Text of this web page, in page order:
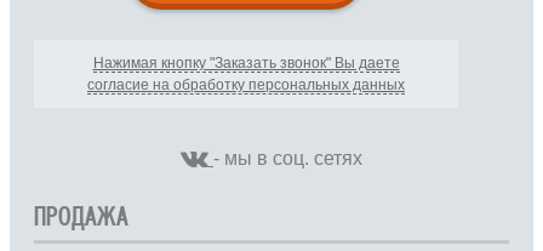
Нажимая кнопку "Заказать звонок" Вы даете
согласие на обработку персональных данных
- мы в соц. сетях
ПРОДАЖА